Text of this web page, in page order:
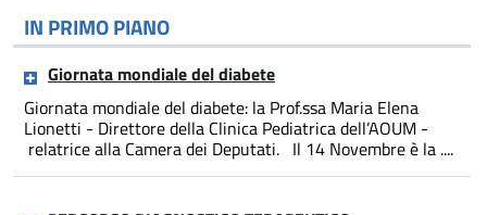
IN PRIMO PIANO
Giornata mondiale del diabete
Giornata mondiale del diabete: la Prof.ssa Maria Elena
Lionetti - Direttore della Clinica Pediatrica dell’AOUM -
relatrice alla Camera dei Deputati. Il 14 Novembre è la ....